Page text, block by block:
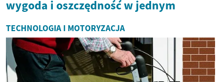
wygoda i oszczędność w jednym
TECHNOLOGIA I MOTORYZACJA